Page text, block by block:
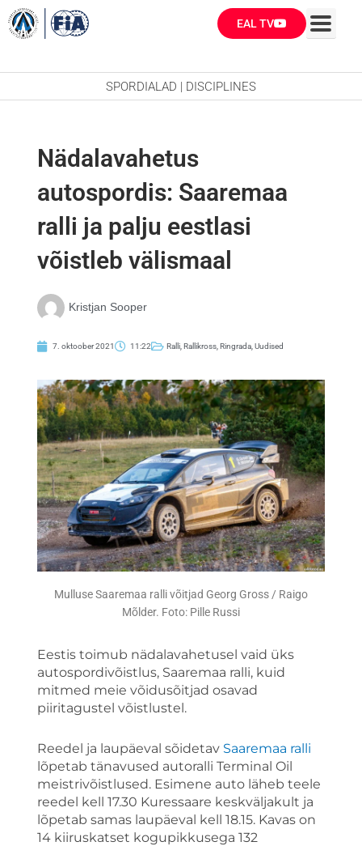
Skip
to
EAL TV
SPORDIALAD | DISCIPLINES
Nädalavahetus
autospordis: Saaremaa
ralli ja palju eestlasi
võistleb välismaal
Kristjan Sooper
7. oktoober 2021 11:22 Ralli ,Rallikross ,Ringrada ,Uudised
Mulluse Saaremaa ralli võitjad Georg Gross / Raigo
Mõlder. Foto: Pille Russi
Eestis toimub nädalavahetusel vaid üks
autospordivõistlus, Saaremaa ralli, kuid
mitmed meie võidusõitjad osavad
piiritagustel võistlustel.
Reedel ja laupäeval sõidetav Saaremaa ralli
lõpetab tänavused autoralli Terminal Oil
meistrivõistlused. Esimene auto läheb teele
reedel kell 17.30 Kuressaare keskväljakult ja
lõpetab samas laupäeval kell 18.15. Kavas on
14 kiiruskatset kogupikkusega 132